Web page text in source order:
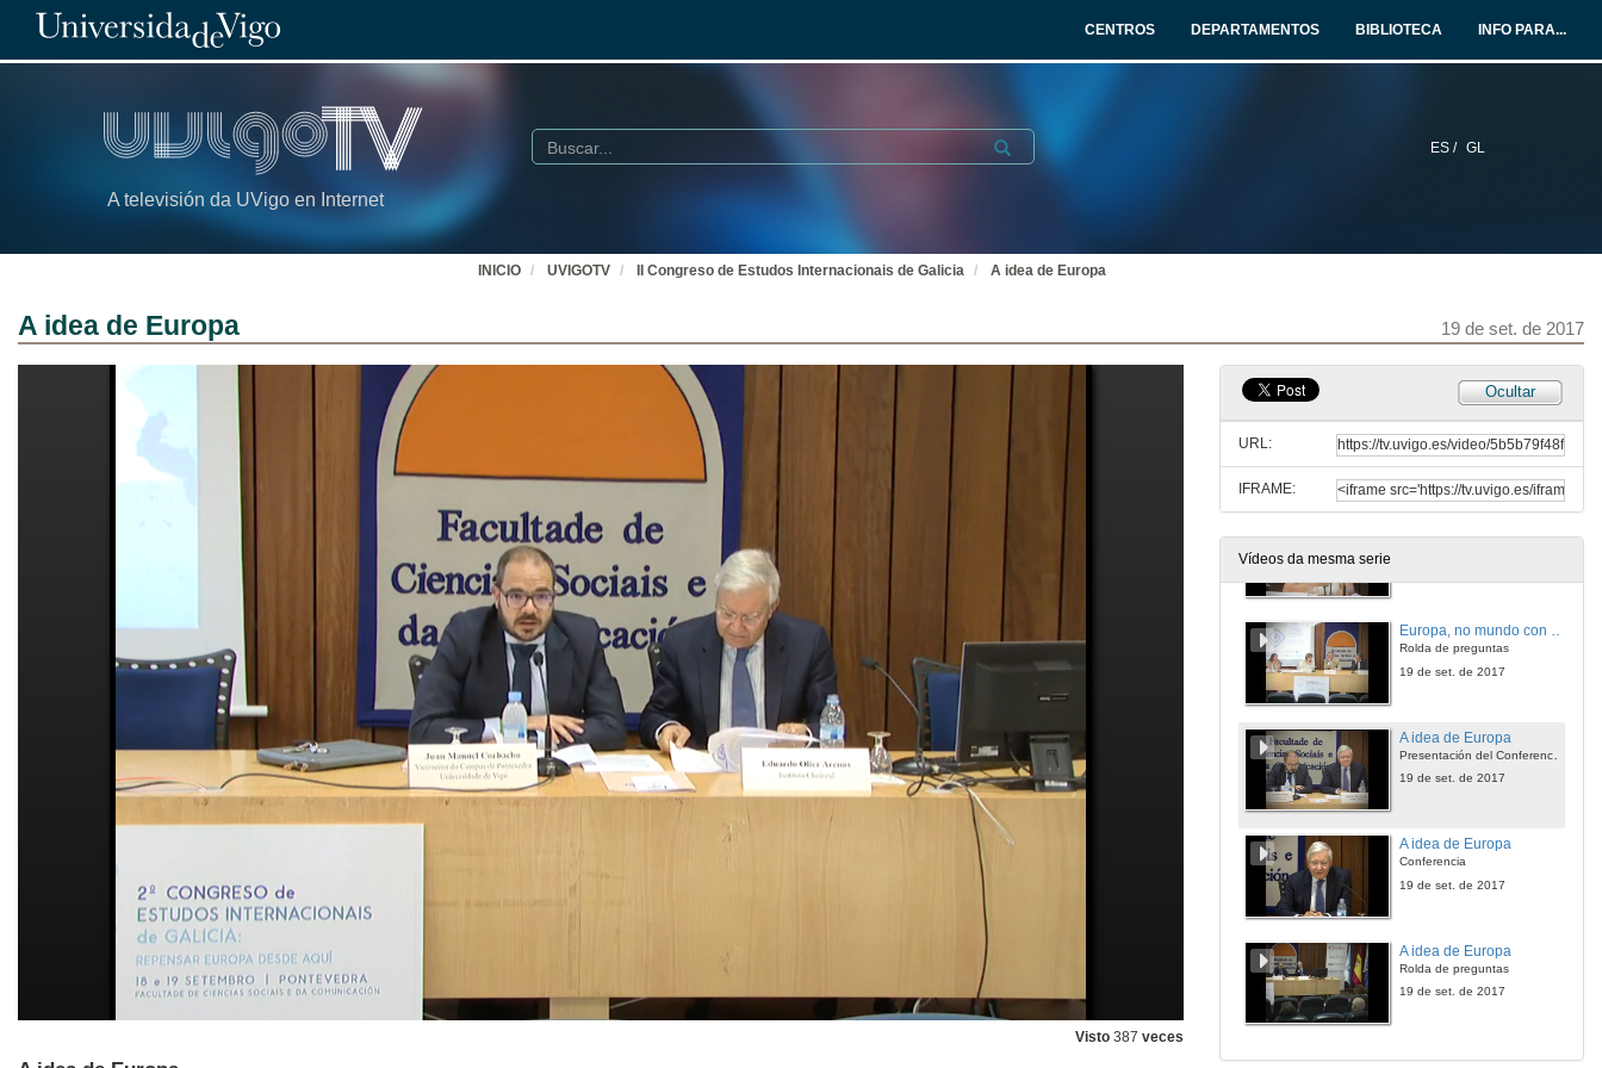
CENTROS DEPARTAMENTOS BIBLIOTECA INFO PARA...
A televisión da UVigo en Internet
ES / GL
Buscar Submit
INICIO UVIGOTV II Congreso de Estudos Internacionais de Galicia A idea de Europa
A idea de Europa 19 de set. de 2017
Visto 387 veces
Ocultar
URL:
IFRAME:
Vídeos da mesma serie
19 de set. de 2017
Presentación e intervención de Cristina Manzano
Intervención de D. Rafael García Pérez
19 de set. de 2017
Presentación e intervención de Dª Sandra Fernandes
Europa, no mundo con voz propia
Rolda de preguntas
19 de set. de 2017
A idea de Europa
Presentación del Conferenciante
19 de set. de 2017
A idea de Europa
Conferencia
19 de set. de 2017
A idea de Europa
Rolda de preguntas
19 de set. de 2017